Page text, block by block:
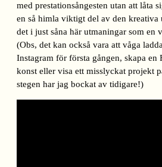
med prestationsångesten utan att låta
en så himla viktigt del av den kreativa
det i just såna här utmaningar som en
(Obs, det kan också vara att våga
Instagram för första gången, skapa en
konst eller visa ett misslyckat projekt
stegen har jag bockat av tidigare!)